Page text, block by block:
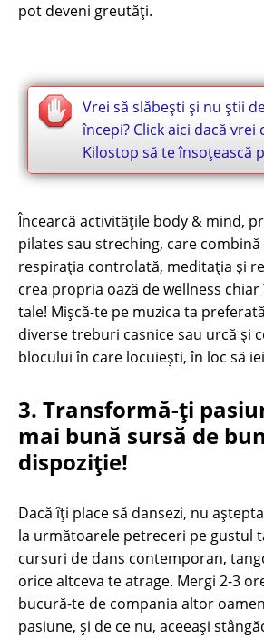
pot deveni greutăţi.
Vrei să slăbești și nu știi
începi? Click aici dacă vrei
Kilostop să te însoţească
Încearcă activitățile body & mind,
pilates sau streching, care
respirația controlată, meditația și
crea propria oază de wellness
tale! Mișcă-te pe muzica ta
diverse treburi casnice sau urcă şi
blocului în care locuiești, în loc să
3. Transformă-ți
mai bună sursă de
dispoziție!
Dacă îți place să dansezi, nu
la următoarele petreceri pe gustul
cursuri de dans contemporan,
orice altceva te atrage. Mergi 2-3
bucură-te de compania altor
pasiune, și de ce nu, aceeași